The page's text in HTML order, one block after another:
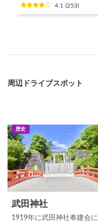
4.1 (253)
周辺ドライブスポット
歴史
武田神社
1919年に武田神社奉建会に